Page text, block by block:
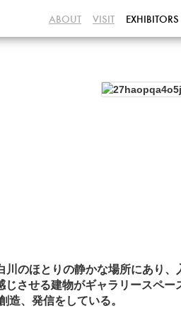
ABOUT VISIT EXHIBITORS
のほとりの静かな場所にあり
させる建物がギャラリースペー
造、発信をしている。